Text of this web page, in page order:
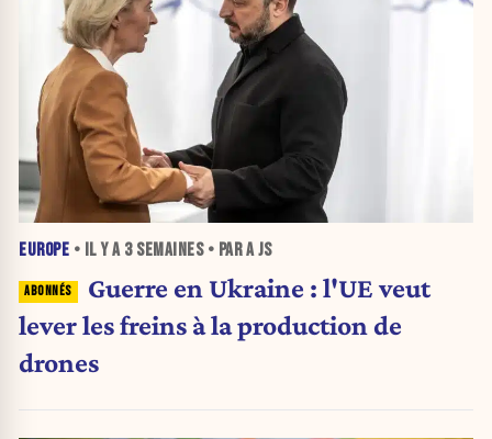
EUROPE • IL Y A 3 SEMAINES• PAR A JS
Guerre en Ukraine : l'UE veut
lever les freins à la production de
drones